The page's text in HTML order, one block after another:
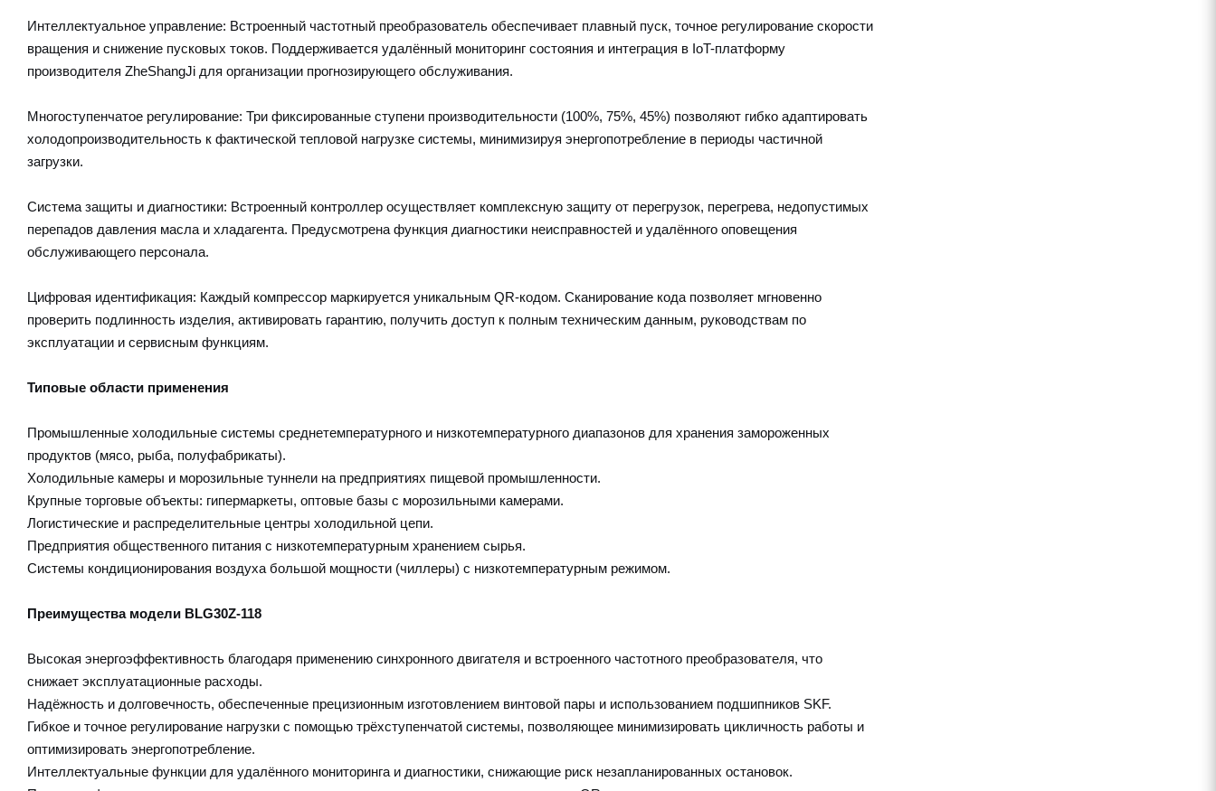
Интеллектуальное управление: Встроенный частотный преобразователь обеспечивает плавный пуск, точное регулирование скорости
вращения и снижение пусковых токов. Поддерживается удалённый мониторинг состояния и интеграция в IoT-платформу
производителя ZheShangJi для организации прогнозирующего обслуживания.
Многоступенчатое регулирование: Три фиксированные ступени производительности (100%, 75%, 45%) позволяют гибко адаптировать
холодопроизводительность к фактической тепловой нагрузке системы, минимизируя энергопотребление в периоды частичной
загрузки.
Система защиты и диагностики: Встроенный контроллер осуществляет комплексную защиту от перегрузок, перегрева, недопустимых
перепадов давления масла и хладагента. Предусмотрена функция диагностики неисправностей и удалённого оповещения
обслуживающего персонала.
Цифровая идентификация: Каждый компрессор маркируется уникальным QR-кодом. Сканирование кода позволяет мгновенно
проверить подлинность изделия, активировать гарантию, получить доступ к полным техническим данным, руководствам по
эксплуатации и сервисным функциям.
Типовые области применения
Промышленные холодильные системы среднетемпературного и низкотемпературного диапазонов для хранения замороженных
продуктов (мясо, рыба, полуфабрикаты).
Холодильные камеры и морозильные туннели на предприятиях пищевой промышленности.
Крупные торговые объекты: гипермаркеты, оптовые базы с морозильными камерами.
Логистические и распределительные центры холодильной цепи.
Предприятия общественного питания с низкотемпературным хранением сырья.
Системы кондиционирования воздуха большой мощности (чиллеры) с низкотемпературным режимом.
Преимущества модели BLG30Z-118
Высокая энергоэффективность благодаря применению синхронного двигателя и встроенного частотного преобразователя, что
снижает эксплуатационные расходы.
Надёжность и долговечность, обеспеченные прецизионным изготовлением винтовой пары и использованием подшипников SKF.
Гибкое и точное регулирование нагрузки с помощью трёхступенчатой системы, позволяющее минимизировать цикличность работы и
оптимизировать энергопотребление.
Интеллектуальные функции для удалённого мониторинга и диагностики, снижающие риск незапланированных остановок.